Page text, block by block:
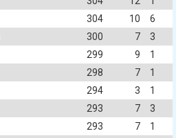
304 10
6
300 7
3
299 9
1
298 7
1
294 3
1
293 7
3
293 7
1